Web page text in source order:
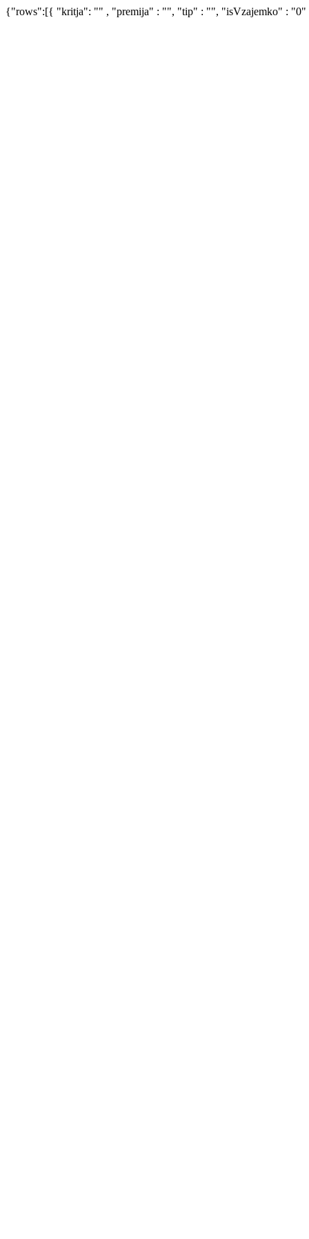
{"rows":[{ "kritja": "" , "premija" : "", "tip" : "", "isVzajemko" : "0"